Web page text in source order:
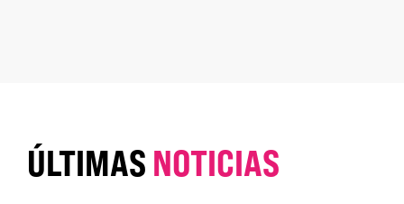
ÚLTIMAS NOTICIAS